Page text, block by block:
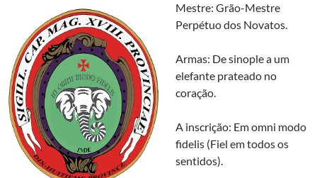
Mestre: Grão-Mestre
Perpétuo dos Novatos.
Armas: De sinople a um
elefante prateado no
coração.
A inscrição: Em omni modo
fidelis (Fiel em todos os
sentidos).